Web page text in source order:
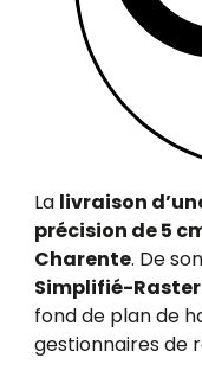
La livraison
précision de 5
Charente. De
Simplifié-Raster
fond de plan de
gestionnaires de